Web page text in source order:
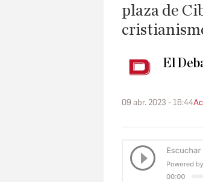
plaza de
El
09 abr. 2023 - 16:44